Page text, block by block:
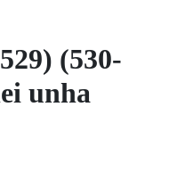
(530-
unha